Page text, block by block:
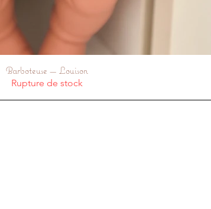
Aperçu rapide
Barboteuse — Louison
Rupture de stock